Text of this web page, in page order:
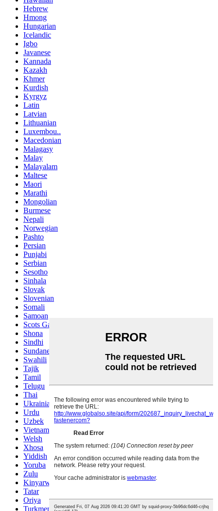
Hebrew
Hmong
Hungarian
Icelandic
Igbo
Javanese
Kannada
Kazakh
Khmer
Kurdish
Kyrgyz
Latin
Latvian
Lithuanian
Luxembou..
Macedonian
Malagasy
Malay
Malayalam
Maltese
Maori
Marathi
Mongolian
Burmese
Nepali
Norwegian
Pashto
Persian
Punjabi
Serbian
Sesotho
Sinhala
Slovak
Slovenian
Somali
Samoan
Scots Gaelic
Shona
Sindhi
Sundanese
Swahili
Tajik
Tamil
Telugu
Thai
Ukrainian
Urdu
Uzbek
Vietnamese
Welsh
Xhosa
Yiddish
Yoruba
Zulu
Kinyarwanda
Tatar
Oriya
Turkmen